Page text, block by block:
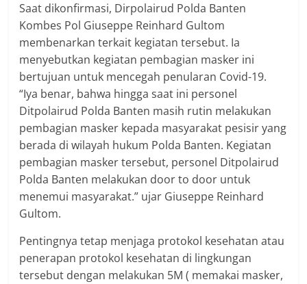
Saat dikonfirmasi, Dirpolairud Polda Banten
Kombes Pol Giuseppe Reinhard Gultom
membenarkan terkait kegiatan tersebut. Ia
menyebutkan kegiatan pembagian masker ini
bertujuan untuk mencegah penularan Covid-19.
“Iya benar, bahwa hingga saat ini personel
Ditpolairud Polda Banten masih rutin melakukan
pembagian masker kepada masyarakat pesisir yang
berada di wilayah hukum Polda Banten. Kegiatan
pembagian masker tersebut, personel Ditpolairud
Polda Banten melakukan door to door untuk
menemui masyarakat.” ujar Giuseppe Reinhard
Gultom.
Pentingnya tetap menjaga protokol kesehatan atau
penerapan protokol kesehatan di lingkungan
tersebut dengan melakukan 5M ( memakai masker,